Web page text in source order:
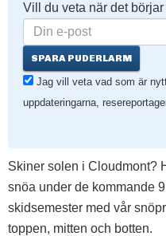
Vill du veta när det
SPARA PUDERLARM
Jag vill veta vad som är
uppdateringarna,
Skiner solen i Cloudmont?
snöa under de kommande
skidsemester med vår
toppen, mitten och botten.